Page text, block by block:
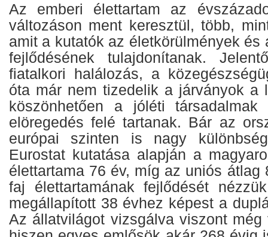
Az emberi élettartam az
változáson ment keresztül, több,
amit a kutatók az életkörülmények és
fejlődésének tulajdonítanak.
fiatalkori halálozás, a
óta már nem tizedelik a járványok a
köszönhetően a jóléti
elöregedés felé tartanak. Bár az
európai szinten is nagy
Eurostat kutatása alapján a
élettartama 76 év, míg az uniós átlag
faj élettartamának fejlődését
megállapított 38 évhez képest a
Az állatvilágot vizsgálva viszont